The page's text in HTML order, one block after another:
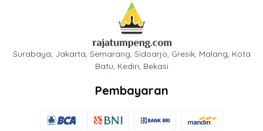
Surabaya, Jakarta, Semarang, Sidoarjo, Gresik, Malang, Kota
Batu, Kediri, Bekasi
Pembayaran